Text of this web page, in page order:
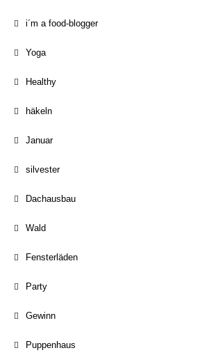
i´m a food-blogger
Yoga
Healthy
häkeln
Januar
silvester
Dachausbau
Wald
Fensterläden
Party
Gewinn
Puppenhaus